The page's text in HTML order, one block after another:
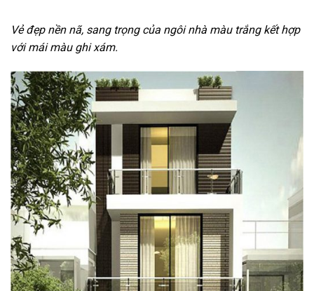
Vẻ đẹp nền nã, sang trọng của ngôi nhà màu trắng kết hợp
với mái màu ghi xám.